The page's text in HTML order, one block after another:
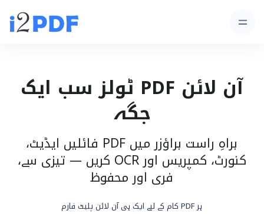
آن لائن PDF ٹولز سب ایک
جگہ
براہِ راست براؤزر میں PDF فائلیں ایڈیٹ،
کنورٹ، کمپریس اور OCR کریں — تیزی سے،
فری اور محفوظ
ہر PDF کام کے لیے ایک ہی آن لائن پلیٹ فارم